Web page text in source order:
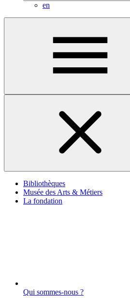
en
Bibliothèques
Musée des Arts & Métiers
La fondation
Qui sommes-nous ?